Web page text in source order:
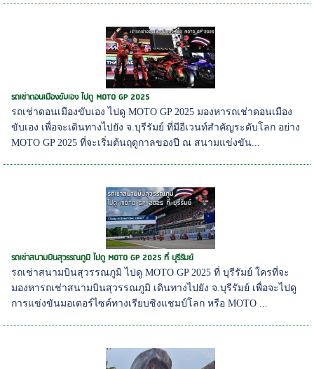
รถเช่าดอนเมืองขับเอง ไปดู MOTO GP 2025
รถเช่าดอนเมืองขับเอง ไปดู MOTO GP 2025 มองหารถเช่าดอนเมือง
ขับเอง เพื่อจะเดินทางไปยัง จ.บุรีรัมย์ ที่มีอีเวนท์สำคัญระดับโลก อย่าง
MOTO GP 2025 ที่จะเริ่มต้นฤดูกาลของปี ณ สนามแข่งขัน...
รถเช่าสนามบินสุวรรณภูมิ ไปดู MOTO GP 2025 ที่ บุรีรัมย์
รถเช่าสนามบินสุวรรณภูมิ ไปดู MOTO GP 2025 ที่ บุรีรัมย์ ใครที่จะ
มองหารถเช่าสนามบินสุวรรณภูมิ เดินทางไปยัง จ.บุรีรัมย์ เพื่อจะไปดู
การแข่งขันมอเตอร์ไซค์ทางเรียบชิงแชมป์โลก หรือ MOTO ...